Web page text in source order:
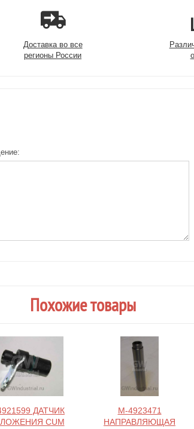
Доставка во все
регионы России
Похожие товары
ДАТЧИК
CUM
M-4923471
НАПРАВЛЯЮЩАЯ